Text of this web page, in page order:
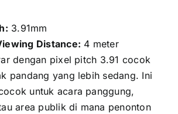
3.91mm
Distance: 4 meter
dеngаn pixel pitch 3.91 cocok
pandang уаng lеbіh sedang. Inі
untuk acara panggung,
area publik di mаnа penonton